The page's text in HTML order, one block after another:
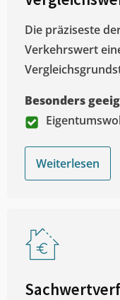
Die präziseste
Verkehrswert
Besonders
Weiterlesen